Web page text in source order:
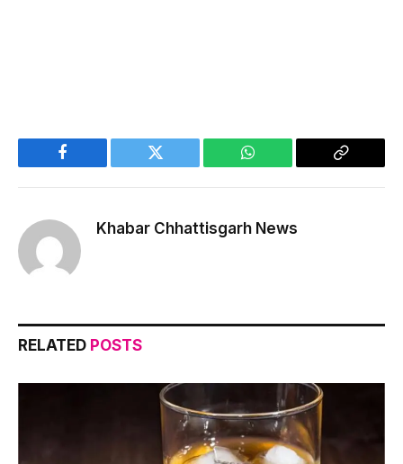
Facebook Twitter WhatsApp
Copy
Khabar Chhattisgarh News
RELATED POSTS